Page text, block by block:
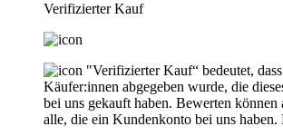
Verifizierter Kauf
"Verifizierter Kauf“ bedeutet,
Käufer:innen abgegeben wurde, die
bei uns gekauft haben. Bewerten können
alle, die ein Kundenkonto bei uns haben.